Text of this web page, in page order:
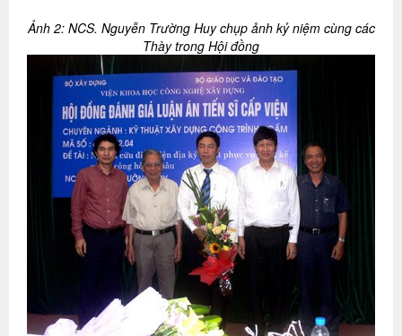
Ảnh 2: NCS. Nguyễn Trường Huy chụp ảnh kỷ niệm cùng các
Thày trong Hội đồng